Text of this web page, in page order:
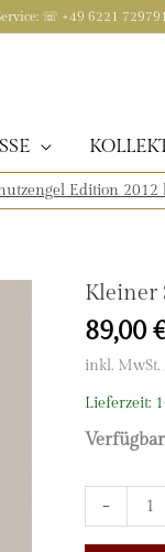
☏ +49 6221
Edition 2012
Kleiner
89,00
inkl. MwSt.
Lieferzeit:
-